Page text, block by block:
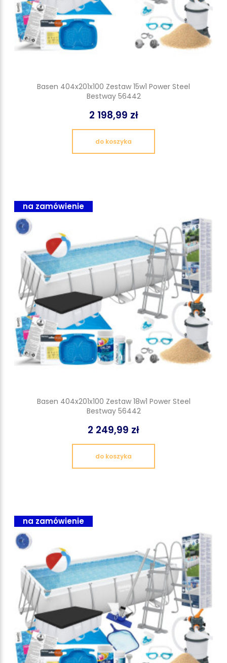
Basen 404x201x100 Zestaw 15w1 Power Steel
Bestway 56442
2 198,99 zł
do koszyka
Basen 404x201x100 Zestaw 18w1 Power Steel
Bestway 56442
2 249,99 zł
do koszyka
na zamówienie
na zamówienie